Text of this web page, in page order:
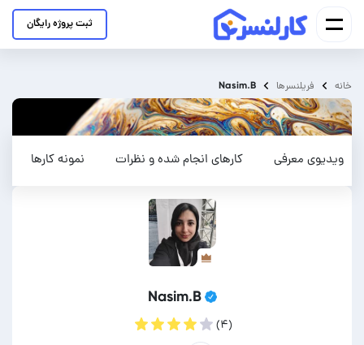
ثبت پروژه رایگان
خانه فریلنسرها Nasim.B
نمونه کارها کارهای انجام شده و نظرات ویدیوی معرفی
Nasim.B
(۴)